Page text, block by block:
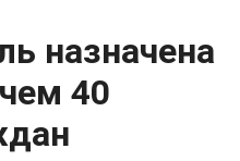
назначена
40